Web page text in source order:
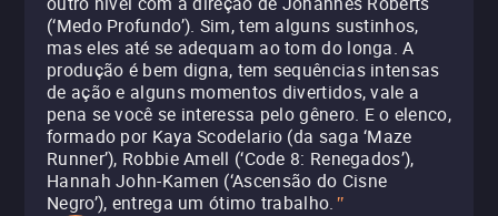
(‘Medo Profundo’). Sim, tem alguns sustinhos,
mas eles até se adequam ao tom do longa. A
produção é bem digna, tem sequências intensas
de ação e alguns momentos divertidos, vale a
pena se você se interessa pelo gênero. E o elenco,
formado por Kaya Scodelario (da saga ‘Maze
Runner’), Robbie Amell (‘Code 8: Renegados’),
Hannah John-Kamen (‘Ascensão do Cisne
Negro’), entrega um ótimo trabalho. "